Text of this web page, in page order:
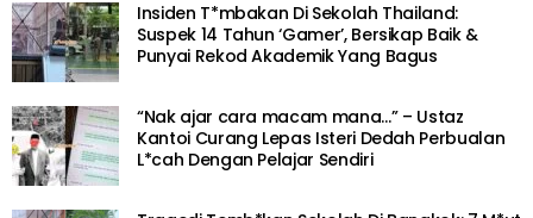
Insiden T*mbakan Di Sekolah Thailand:
Suspek 14 Tahun ‘Gamer’, Bersikap Baik &
Punyai Rekod Akademik Yang Bagus
“Nak ajar cara macam mana…” – Ustaz
Kantoi Curang Lepas Isteri Dedah Perbualan
L*cah Dengan Pelajar Sendiri